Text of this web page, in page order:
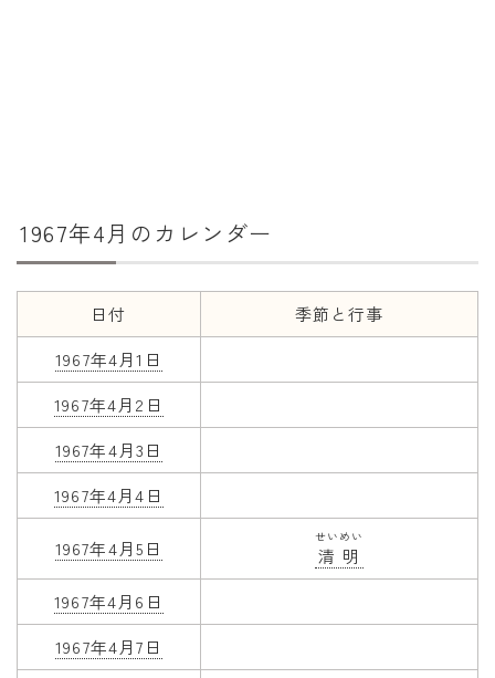
二十八宿
二十七宿
誕生シンボル
年齢と学年
年齢・干支
学年
厄年
長寿のお祝い
季節の工作
紋切り遊び
1967年4月のカレンダー
日付
季節と行事
1967年4月1日
1967年4月2日
1967年4月3日
1967年4月4日
1967年4月5日 清明
せいめい
1967年4月6日
1967年4月7日